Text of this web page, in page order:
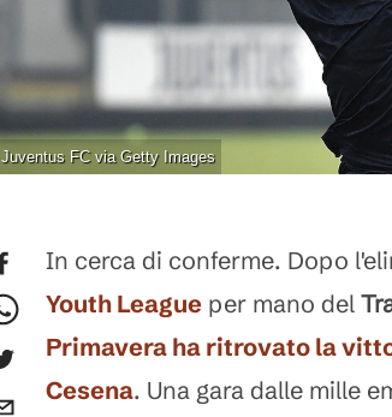
Juventus FC via Getty Images
In cerca di conferme. Dopo
Youth League per mano del
Primavera ha ritrovato la
Cesena. Una gara dalle mille